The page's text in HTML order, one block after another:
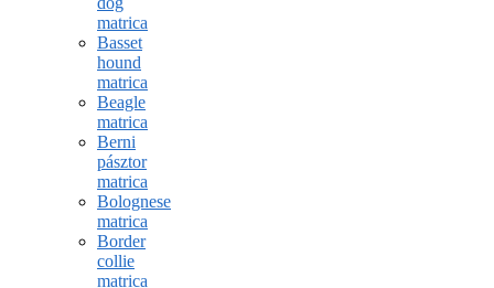
matrica
Basset
hound
matrica
Beagle
matrica
Berni
pásztor
matrica
Bolognese
matrica
Border
collie
matrica